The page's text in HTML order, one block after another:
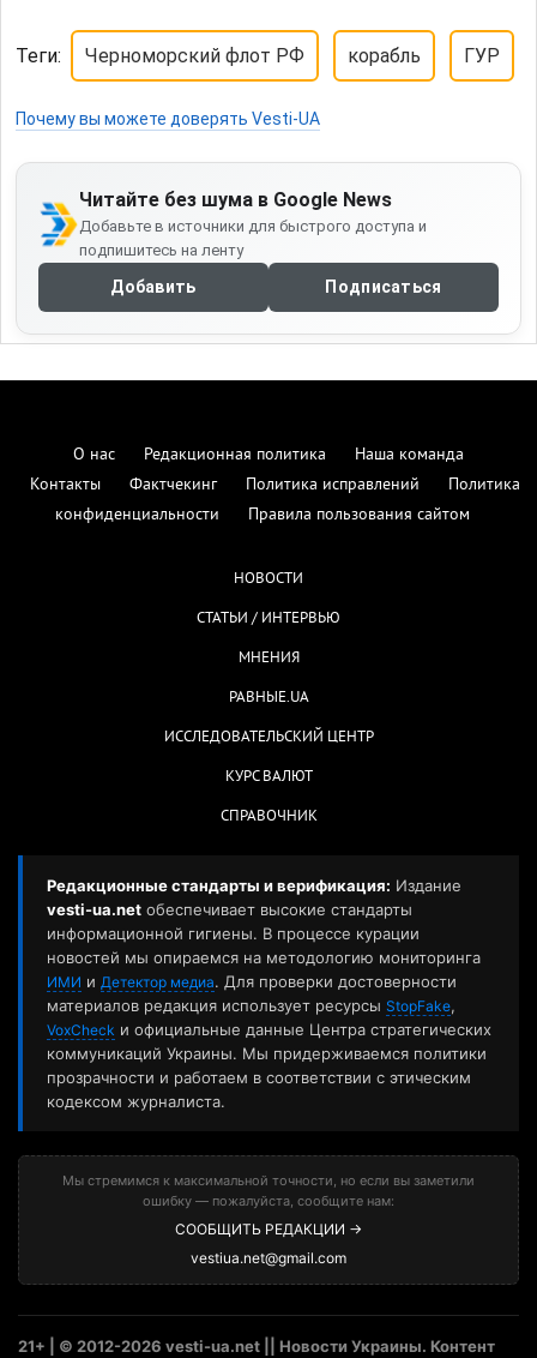
Теги: Черноморский флот РФ корабль ГУР
Почему вы можете доверять Vesti-UA
Читайте без шума в Google News
Добавьте в источники для быстрого доступа и
подпишитесь на ленту
Добавить Подписаться
О нас Редакционная политика
Наша команда
Контакты
Фактчекинг Политика исправлений
Политика
конфиденциальности
Правила пользования сайтом
НОВОСТИ
СТАТЬИ / ИНТЕРВЬЮ
МНЕНИЯ
РАВНЫЕ.UA
ИССЛЕДОВАТЕЛЬСКИЙ ЦЕНТР
КУРС ВАЛЮТ
СПРАВОЧНИК
Редакционные стандарты и верификация: Издание
vesti-ua.net обеспечивает высокие стандарты
информационной гигиены. В процессе курации
новостей мы опираемся на методологию мониторинга
ИМИ и Детектор медиа. Для проверки достоверности
материалов редакция использует ресурсы StopFake,
VoxCheck и официальные данные Центра стратегических
коммуникаций Украины. Мы придерживаемся политики
прозрачности и работаем в соответствии с этическим
кодексом журналиста.
Мы стремимся к максимальной точности, но если вы заметили
ошибку — пожалуйста, сообщите нам:
СООБЩИТЬ РЕДАКЦИИ →
vestiua.net@gmail.com
21+ | © 2012-2026 vesti-ua.net || Новости Украины. Контент